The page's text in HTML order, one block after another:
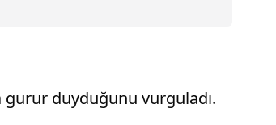
duyduğunu vurguladı.